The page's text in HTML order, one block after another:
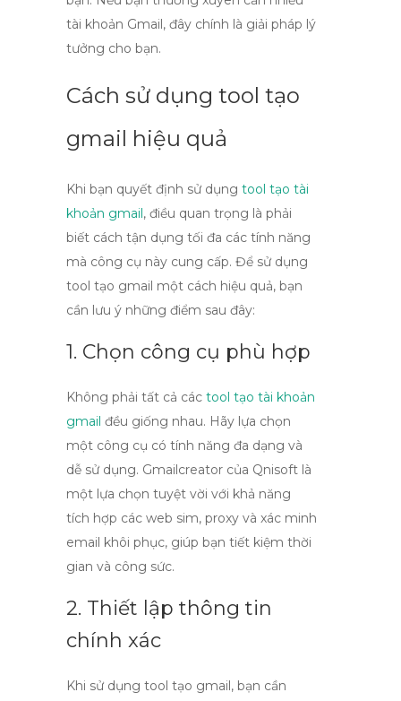
tài khoản Gmail, đây chính là giải pháp lý
tưởng cho bạn.
Cách sử dụng tool tạo
gmail hiệu quả
Khi bạn quyết định sử dụng tool tạo tài
khoản gmail, điều quan trọng là phải
biết cách tận dụng tối đa các tính năng
mà công cụ này cung cấp. Để sử dụng
tool tạo gmail một cách hiệu quả, bạn
cần lưu ý những điểm sau đây:
1. Chọn công cụ phù hợp
Không phải tất cả các tool tạo tài khoản
gmail đều giống nhau. Hãy lựa chọn
một công cụ có tính năng đa dạng và
dễ sử dụng. Gmailcreator của Qnisoft là
một lựa chọn tuyệt vời với khả năng
tích hợp các web sim, proxy và xác minh
email khôi phục, giúp bạn tiết kiệm thời
gian và công sức.
2. Thiết lập thông tin
chính xác
Khi sử dụng tool tạo gmail, bạn cần